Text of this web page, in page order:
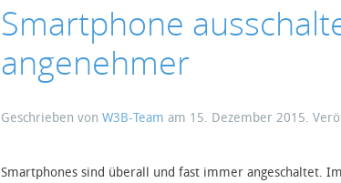
Smartphone
angenehmer
Geschrieben von W3B-Team am 15. Dezember 2015.
Smartphones sind überall und fast immer angeschaltet.